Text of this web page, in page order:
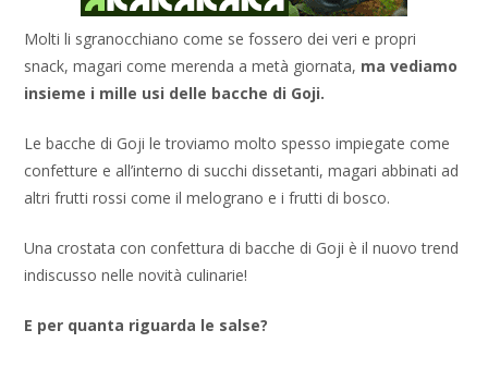
Molti li sgranocchiano come se fossero dei veri e propri
snack, magari come merenda a metà giornata, ma vediamo
insieme i mille usi delle bacche di Goji.
Le bacche di Goji le troviamo molto spesso impiegate come
confetture e all’interno di succhi dissetanti, magari abbinati ad
altri frutti rossi come il melograno e i frutti di bosco.
Una crostata con confettura di bacche di Goji è il nuovo trend
indiscusso nelle novità culinarie!
E per quanta riguarda le salse?